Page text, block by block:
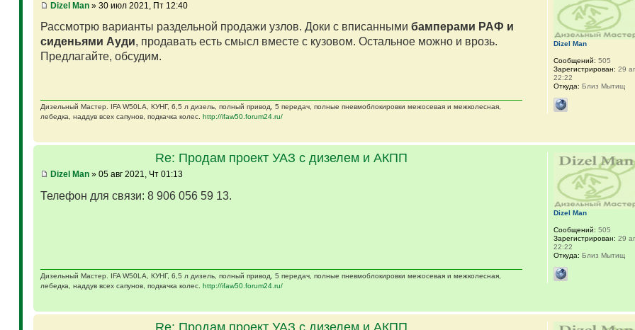
Dizel Man» 30 июл 2021, Пт 12:40
Рассмотрю варианты раздельной продажи узлов. Доки с вписанными бамперами РАФ и
сиденьями Ауди, продавать есть смысл вместе с кузовом. Остальное можно и врозь.
Предлагайте, обсудим.
Дизельный Мастер. IFA W50LA, КУНГ, 6,5 л дизель, полный привод, 5 передач, полные пневмоблокировки межосевая и межколесная,
лебедка, наддув всех сапунов, подкачка колес. http://ifaw50.forum24.ru/
Dizel Man
Сообщений: 505
Зарегистрирован: 29
22:22
Откуда: Близ Мытищ
Re: Продам проект УАЗ с дизелем и АКПП
Dizel Man» 05 авг 2021, Чт 01:13
Телефон для связи: 8 906 056 59 13.
Дизельный Мастер. IFA W50LA, КУНГ, 6,5 л дизель, полный привод, 5 передач, полные пневмоблокировки межосевая и межколесная,
лебедка, наддув всех сапунов, подкачка колес. http://ifaw50.forum24.ru/
Dizel Man
Сообщений: 505
Зарегистрирован: 29
22:22
Откуда: Близ Мытищ
Re: Продам проект УАЗ с дизелем и АКПП